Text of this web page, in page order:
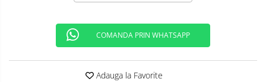
COMANDA PRIN WHATSAPP
Adauga la Favorite